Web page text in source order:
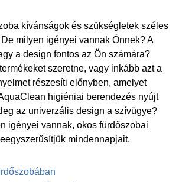
kívánságok és szükségletek széles
milyen igényei vannak Önnek? A
a design fontos az Ön számára?
szeretne, vagy inkább azt a
részesíti előnyben, amelyet
higiéniai berendezés nyújt
az univerzális design a szívügye?
igényei vannak, okos fürdőszobai
mindennapjait.